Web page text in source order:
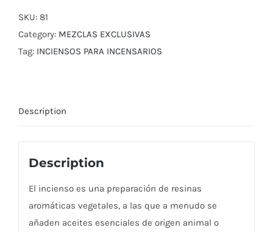
SKU: 81
Category: MEZCLAS EXCLUSIVAS
Tag: INCIENSOS PARA INCENSARIOS
Description
Description
El incienso es una preparación de resinas
aromáticas vegetales, a las que a menudo se
añaden aceites esenciales de origen animal o